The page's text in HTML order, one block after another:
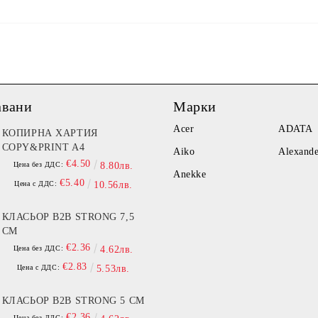
КОПИРНА ХАРТИЯ
COPY&PRINT A4
Цена без ДДС: €4.50 8.80лв.
Цена с ДДС: €5.40 10.56лв.
КЛАСЬОР B2B STRONG 7,5
СМ
Цена без ДДС: €2.36 4.62лв.
Цена с ДДС: €2.83 5.53лв.
КЛАСЬОР B2B STRONG 5 СМ
Марки
Acer ADATA
Aiko
Anekke